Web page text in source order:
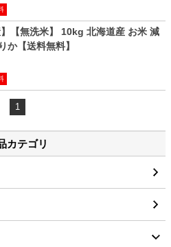
】【無洗米】 10kg 北海道産 お米 減
か【送料無料】
1
カテゴリ